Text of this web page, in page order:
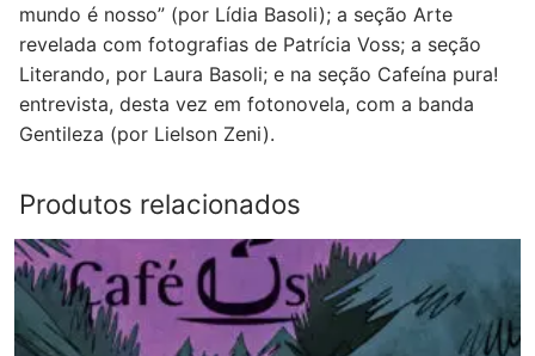
mundo é nosso” (por Lídia Basoli); a seção Arte
revelada com fotografias de Patrícia Voss; a seção
Literando, por Laura Basoli; e na seção Cafeína pura!
entrevista, desta vez em fotonovela, com a banda
Gentileza (por Lielson Zeni).
Produtos relacionados